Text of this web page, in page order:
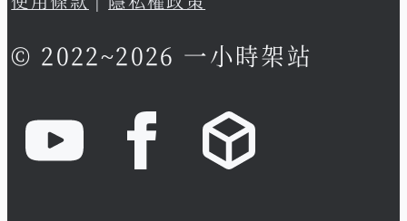
© 2022~2026 一小時架站